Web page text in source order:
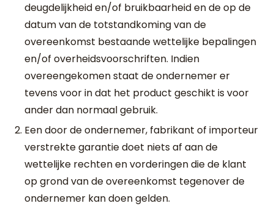
deugdelijkheid en/of bruikbaarheid en de op de
datum van de totstandkoming van de
overeenkomst bestaande wettelijke bepalingen
en/of overheidsvoorschriften. Indien
overeengekomen staat de ondernemer er
tevens voor in dat het product geschikt is voor
ander dan normaal gebruik.
Een door de ondernemer, fabrikant of importeur
verstrekte garantie doet niets af aan de
wettelijke rechten en vorderingen die de klant
op grond van de overeenkomst tegenover de
ondernemer kan doen gelden.